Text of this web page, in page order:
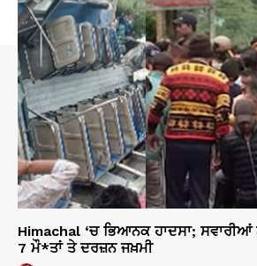
Himachal ‘ਚ ਭਿਆਨਕ ਹਾਦਸਾ; ਸਵਾਰੀਆਂ
7 ਮੌ*ਤਾਂ ਤੇ ਦਰਜ਼ਨ ਜਖ਼ਮੀ